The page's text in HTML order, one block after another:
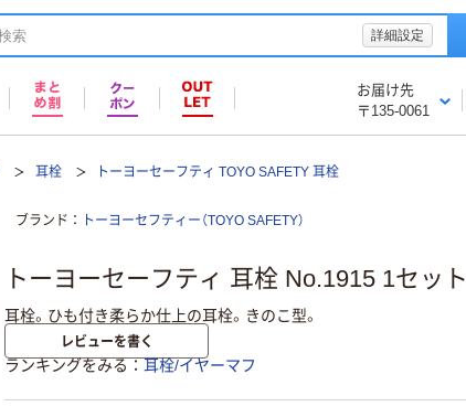
詳細設定
お届け先
〒135-0061
耳栓 トーヨーセーフティ TOYO SAFETY 耳栓
ブランド トーヨーセフティー（TOYO SAFETY）
トーヨーセーフティ 耳栓 No.1915 1セット
耳栓。ひも付き柔らか仕上の耳栓。きのこ型。
レビューを書く
ランキングをみる 耳栓/イヤーマフ